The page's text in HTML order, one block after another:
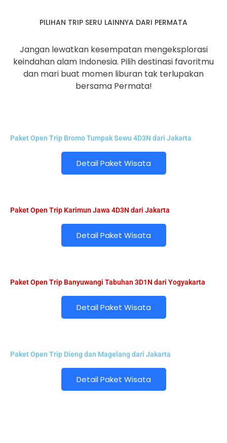
PILIHAN TRIP SERU LAINNYA DARI PERMATA
Jangan lewatkan kesempatan mengeksplorasi
keindahan alam Indonesia. Pilih destinasi favoritmu
dan mari buat momen liburan tak terlupakan
bersama Permata!
Paket Open Trip Bromo Tumpak Sewu 4D3N dari Jakarta
Detail Paket Wisata
Paket Open Trip Karimun Jawa 4D3N dari Jakarta
Detail Paket Wisata
Paket Open Trip Banyuwangi Tabuhan 3D1N dari Yogyakarta
Detail Paket Wisata
Paket Open Trip Dieng dan Magelang dari Jakarta
Detail Paket Wisata